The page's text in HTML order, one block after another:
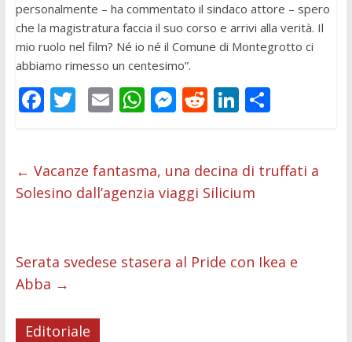
personalmente – ha commentato il sindaco attore – spero
che la magistratura faccia il suo corso e arrivi alla verità. Il
mio ruolo nel film? Né io né il Comune di Montegrotto ci
abbiamo rimesso un centesimo”.
F
b
o
k
T
er
E
l
W
s
A
p
M
e
n
er
R
di
t
Li
e
dI
C
di
← Vacanze fantasma, una decina di truffati a
Solesino dall’agenzia viaggi Silicium
Serata svedese stasera al Pride con Ikea e
Abba →
Editoriale